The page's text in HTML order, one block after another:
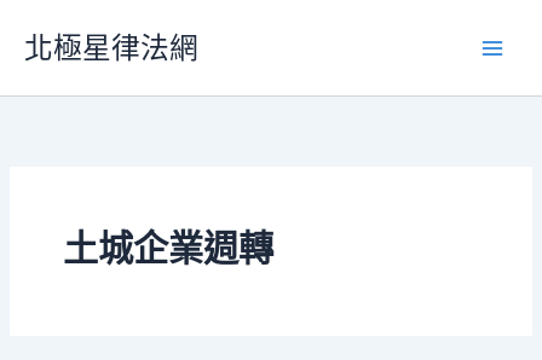
要
北極星律法網
土城企業週轉